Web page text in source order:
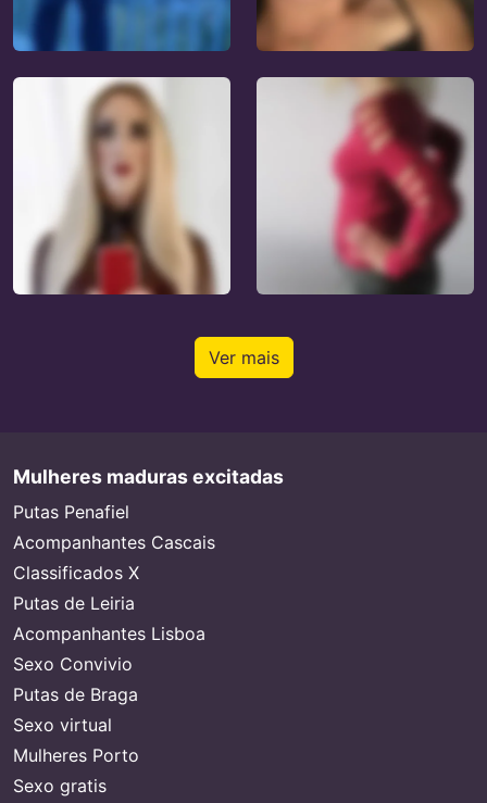
Ver mais
Mulheres maduras excitadas
Putas Penafiel
Acompanhantes Cascais
Classificados X
Putas de Leiria
Acompanhantes Lisboa
Sexo Convivio
Putas de Braga
Sexo virtual
Mulheres Porto
Sexo gratis